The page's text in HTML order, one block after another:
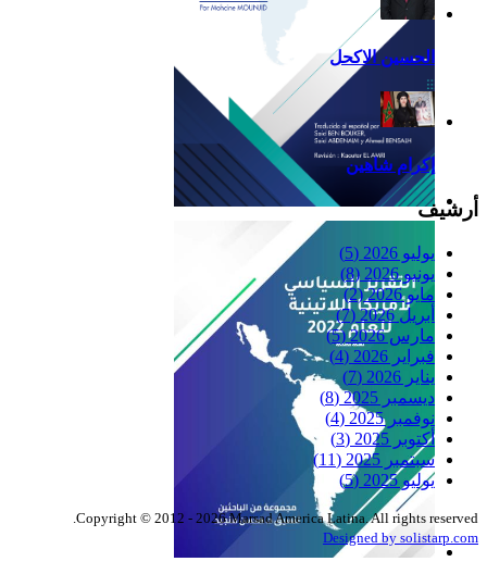
Reflexiones
الحسين الاكحل
إكرام شاهين
أرشيف
يوليو 2026
(5)
يونيو 2026
(8)
مايو 2026
(2)
أبريل 2026
(7)
مارس 2026
(5)
فبراير 2026
(4)
يناير 2026
(7)
ديسمبر 2025
(8)
نوفمبر 2025
(4)
أكتوبر 2025
(3)
سبتمبر 2025
(11)
يوليو 2025
(5)
Copyright © 2012 - 2026 Marsad America Latina. All rights reserved.
Designed by solistarp.com